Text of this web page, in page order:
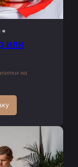
или
на